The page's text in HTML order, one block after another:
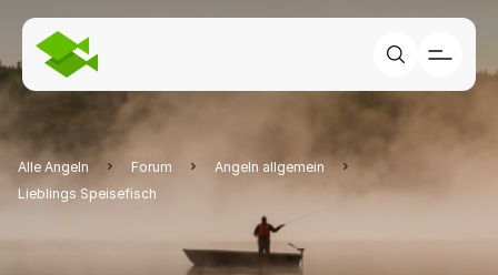
Alle Angeln Forum
Angeln allgemein
Lieblings Speisefisch